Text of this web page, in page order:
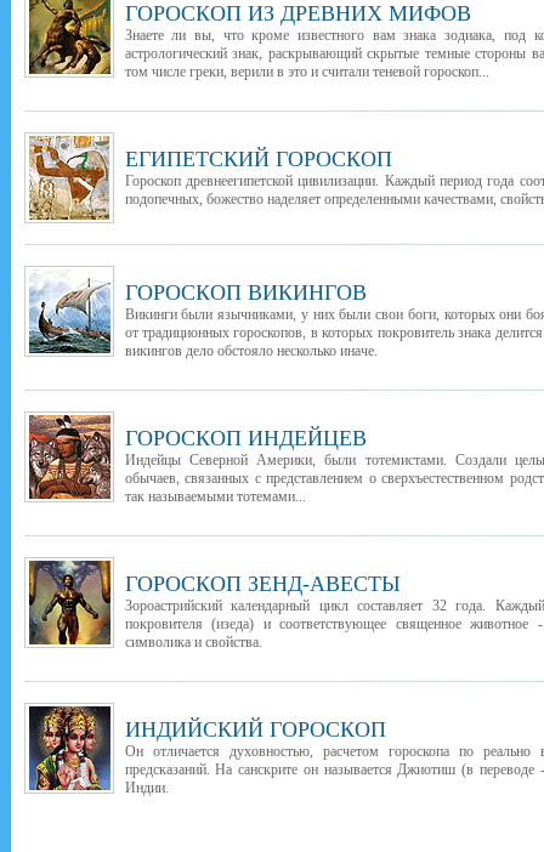
ГОРОСКОП ИЗ ДРЕВНИХ МИФОВ
Знаете ли вы, что кроме известного вам знака зодиака, под
астрологический знак, раскрывающий скрытые темные стороны
том числе греки, верили в это и считали теневой гороскоп...
ЕГИПЕТСКИЙ ГОРОСКОП
Гороскоп древнеегипетской цивилизации. Каждый период года
подопечных, божество наделяет определенными качествами,
ГОРОСКОП ВИКИНГОВ
Викинги были язычниками, у них были свои боги, которых они
от традиционных гороскопов, в которых покровитель знака
викингов дело обстояло несколько иначе.
ГОРОСКОП ИНДЕЙЦЕВ
Индейцы Северной Америки, были тотемистами. Создали
обычаев, связанных с представлением о сверхъестественном
так называемыми тотемами...
ГОРОСКОП ЗЕНД-АВЕСТЫ
Зороастрийский календарный цикл составляет 32 года.
покровителя (изеда) и соответствующее священное
символика и свойства.
ИНДИЙСКИЙ ГОРОСКОП
Он отличается духовностью, расчетом гороскопа по
предсказаний. На санскрите он называется Джиотиш (в переводе
Индии.